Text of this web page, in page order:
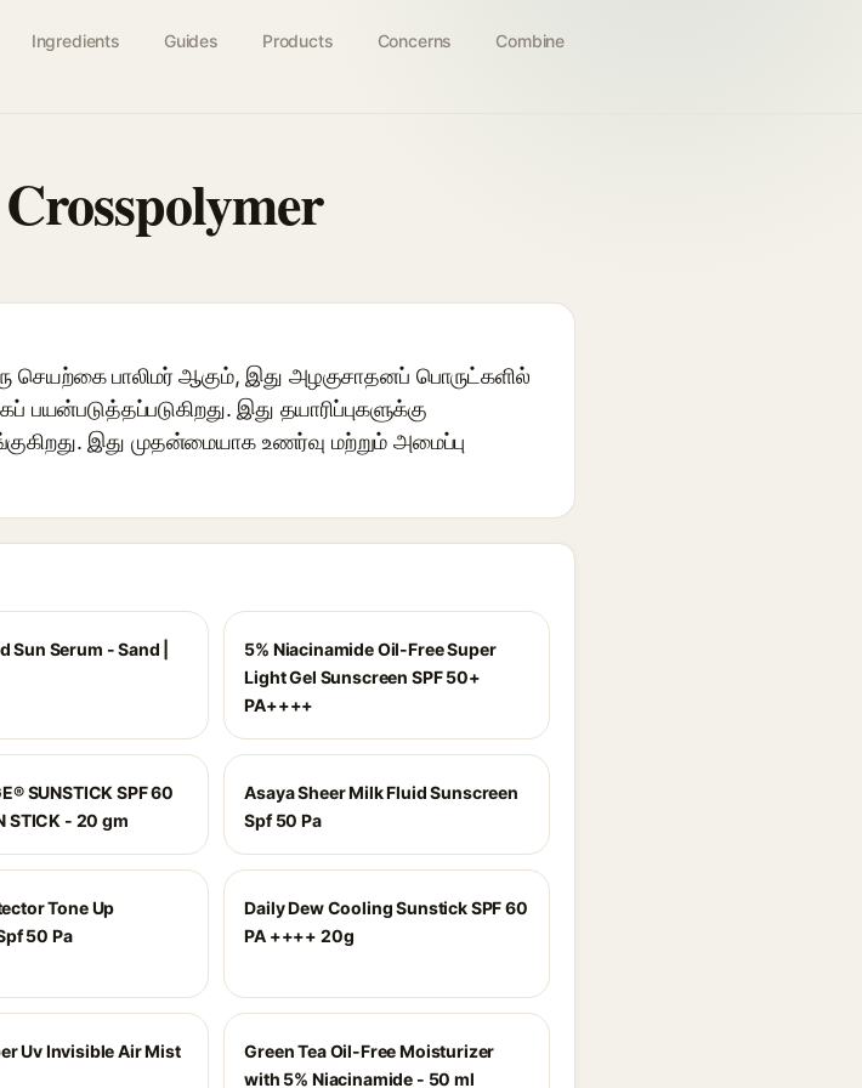
Ingredients Guides Products Concerns Combine
செயற்கை பாலிமர் ஆகும், இது அழகுசாதனப் பொருட்களில்
இது தயாரிப்புகளுக்கு
இது முதன்மையாக உணர்வு மற்றும் அமைப்பு
Sun Serum - Sand |
5% Niacinamide Oil-Free Super
Light Gel Sunscreen SPF 50+
PA++++
SUNSTICK SPF 60
STICK - 20 gm
Asaya Sheer Milk Fluid Sunscreen
Spf 50 Pa
Tone Up
50 Pa
Daily Dew Cooling Sunstick SPF 60
PA ++++ 20g
Uv Invisible Air Mist
Green Tea Oil-Free Moisturizer
with 5% Niacinamide - 50 ml